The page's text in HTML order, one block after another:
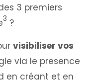
3 premiers
3 ?
visibiliser vos
via le presence
en créant et en